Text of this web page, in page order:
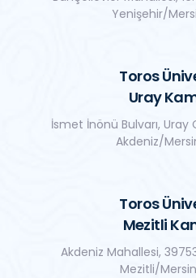
Yenişehir/
Toros
Uray
İsmet İnönü Bulvarı, Uray
Akdeniz/
Toros
Mezitli
Akdeniz Mahallesi,
Mezitli/